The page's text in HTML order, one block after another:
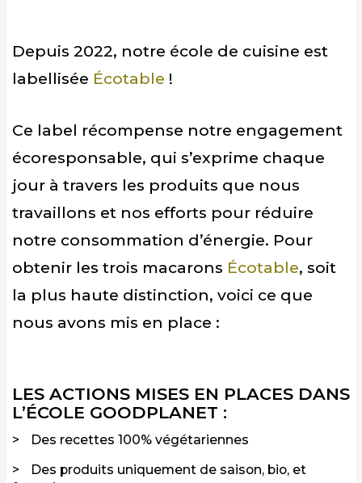
Depuis 2022, notre école de cuisine est
labellisée Écotable !
Ce label récompense notre engagement
écoresponsable, qui s’exprime chaque
jour à travers les produits que nous
travaillons et nos efforts pour réduire
notre consommation d’énergie. Pour
obtenir les trois macarons Écotable, soit
la plus haute distinction, voici ce que
nous avons mis en place :
LES ACTIONS MISES EN PLACES DANS
L’ÉCOLE GOODPLANET :
Des recettes 100% végétariennes
Des produits uniquement de saison, bio, et